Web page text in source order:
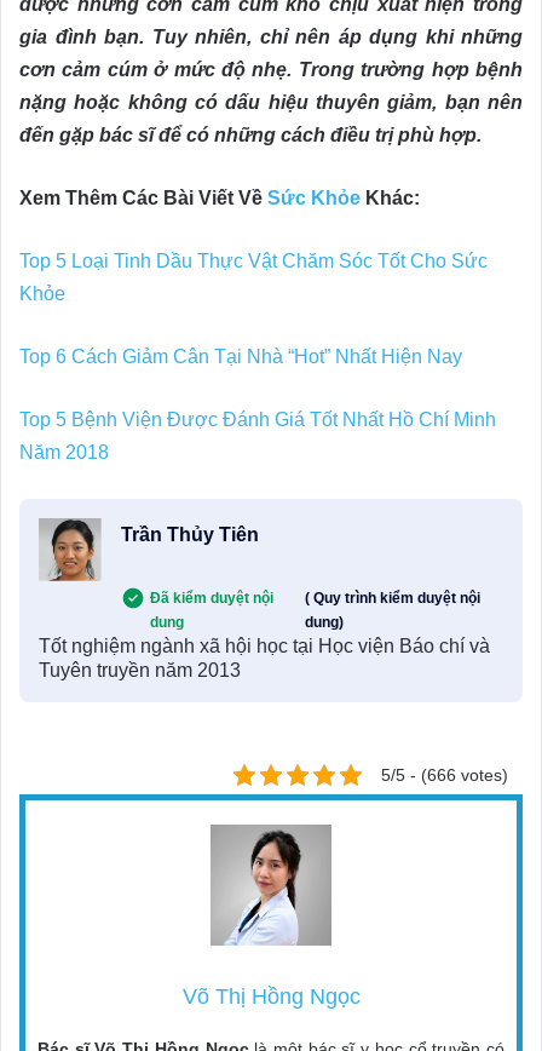
gia đình bạn. Tuy nhiên, chỉ nên áp dụng khi những
cơn cảm cúm ở mức độ nhẹ. Trong trường hợp bệnh
nặng hoặc không có dấu hiệu thuyên giảm, bạn nên
đến gặp bác sĩ để có những cách điều trị phù hợp.
Xem Thêm Các Bài Viết Về Sức Khỏe Khác:
Top 5 Loại Tinh Dầu Thực Vật Chăm Sóc Tốt Cho Sức
Khỏe
Top 6 Cách Giảm Cân Tại Nhà “Hot” Nhất Hiện Nay
Top 5 Bệnh Viện Được Đánh Giá Tốt Nhất Hồ Chí Minh
Năm 2018
Trần Thủy Tiên
Đã kiểm duyệt nội
dung
( Quy trình kiểm duyệt nội
dung)
Tốt nghiệm ngành xã hội học tại Học viện Báo chí và
Tuyên truyền năm 2013
5/5 - (666 votes)
Võ Thị Hồng Ngọc